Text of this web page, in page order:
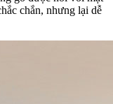
chắn, nhưng lại dễ